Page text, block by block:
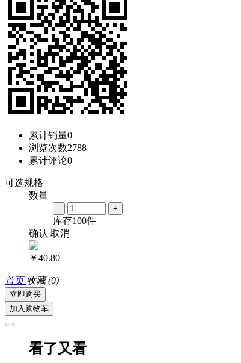
累计销量0
浏览次数2788
累计评论0
可选规格
数量
- +
库存100件
确认 取消
￥40.80
首页 收藏 (0)
立即购买
加入购物车
看了又看